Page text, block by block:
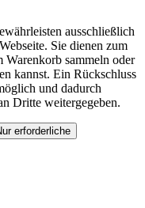
ausschließlich
Sie dienen zum
Warenkorb sammeln oder
kannst. Ein Rückschluss
und dadurch
Dritte weitergegeben.
erforderliche